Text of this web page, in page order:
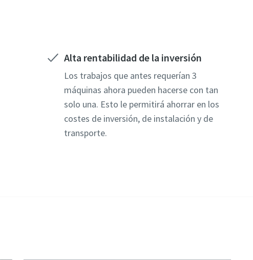
Alta rentabilidad de la inversión
Los trabajos que antes requerían 3
máquinas ahora pueden hacerse con tan
solo una. Esto le permitirá ahorrar en los
costes de inversión, de instalación y de
transporte.